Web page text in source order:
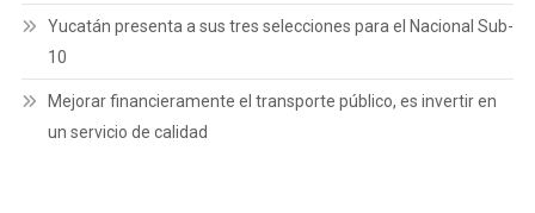
Yucatán presenta a sus tres selecciones para el Nacional Sub-
10
Mejorar financieramente el transporte público, es invertir en
un servicio de calidad